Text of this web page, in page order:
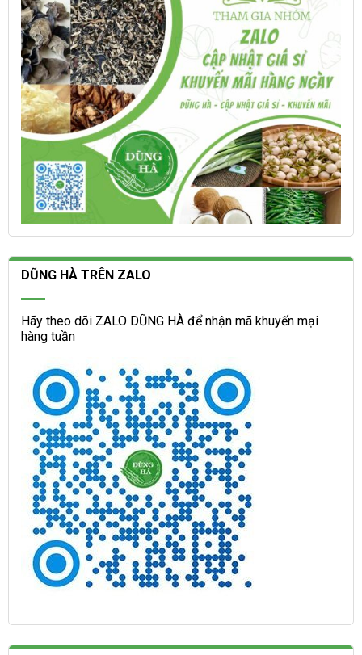
chọn
trên
trang
sản
phẩm
chọn
trang
sản
phẩm
DŨNG HÀ TRÊN ZALO
Hãy theo dõi ZALO DŨNG HÀ để nhận mã khuyến mại
hàng tuần